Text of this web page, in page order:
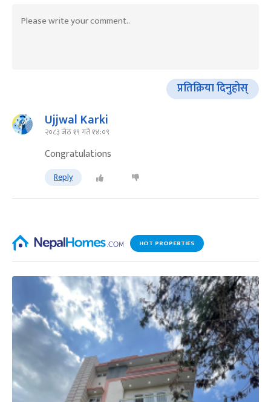
प्रतिक्रिया दिनुहोस्
Ujjwal Karki
२०८३ जेठ १९ गते १४:०९
Congratulations
Reply
HOT PROPERTIES